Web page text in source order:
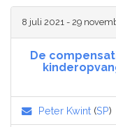
8 juli 2021 - 29
De
Peter Kwint (SP)